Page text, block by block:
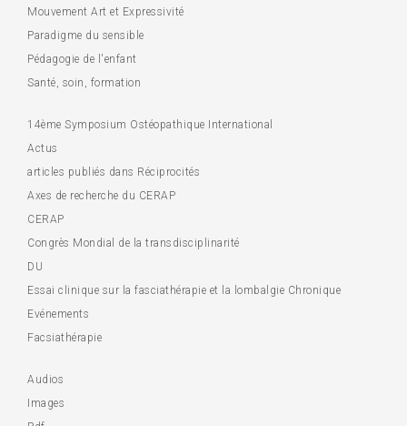
Mouvement Art et Expressivité
Paradigme du sensible
Pédagogie de l'enfant
Santé, soin, formation
14ème Symposium Ostéopathique International
Actus
articles publiés dans Réciprocités
Axes de recherche du CERAP
CERAP
Congrès Mondial de la transdisciplinarité
DU
Essai clinique sur la fasciathérapie et la lombalgie Chronique
Evénements
Facsiathérapie
Audios
Images